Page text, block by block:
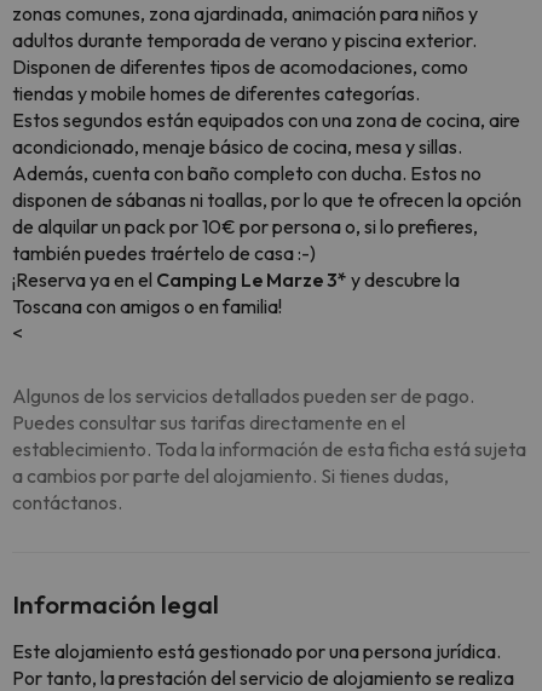
zonas comunes, zona ajardinada, animación para niños y
adultos durante temporada de verano y piscina exterior.
Disponen de diferentes tipos de acomodaciones, como
tiendas y mobile homes de diferentes categorías.
Estos segundos están equipados con una zona de cocina, aire
acondicionado, menaje básico de cocina, mesa y sillas.
Además, cuenta con baño completo con ducha. Estos no
disponen de sábanas ni toallas, por lo que te ofrecen la opción
de alquilar un pack por 10€ por persona o, si lo prefieres,
también puedes traértelo de casa :-)
¡Reserva ya en el Camping Le Marze 3* y descubre la
Toscana con amigos o en familia!
<
Algunos de los servicios detallados pueden ser de pago.
Puedes consultar sus tarifas directamente en el
establecimiento. Toda la información de esta ficha está sujeta
a cambios por parte del alojamiento. Si tienes dudas,
contáctanos.
Información legal
Este alojamiento está gestionado por una persona jurídica.
Por tanto, la prestación del servicio de alojamiento se realiza